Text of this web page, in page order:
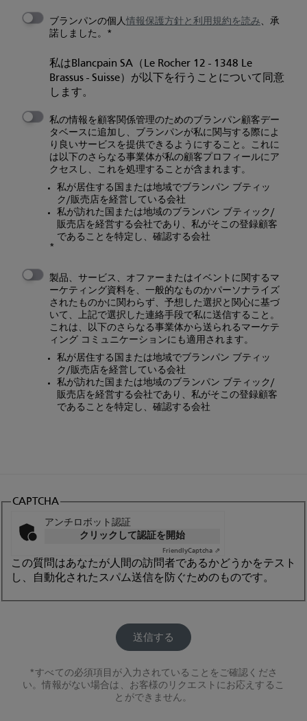
ブランパンの個人情報保護方針と 利用規約を読み 、承
諾しました。
私はBlancpain SA（Le Rocher 12 - 1348 Le
Brassus - Suisse）が以下を行うことについて同意
します。
私の情報を顧客関係管理のためのブランパン顧客デー
タベースに追加し、ブランパンが私に関与する際によ
り良いサービスを提供できるようにすること。これに
は以下のさらなる事業体が私の顧客プロフィールにア
クセスし、これを処理することが含まれます。
私が居住する国または地域でブランパン ブティッ
ク/販売店を経営している会社
私が訪れた国または地域のブランパン ブティック/
販売店を経営する会社であり、私がそこの登録顧客
であることを特定し、確認する会社
製品、サービス、オファーまたはイベントに関するマ
ーケティング資料を、一般的なものかパーソナライズ
されたものかに関わらず、予想した選択と関心に基づ
いて、上記で選択した連絡手段で私に送信すること。
これは、以下のさらなる事業体から送られるマーケテ
ィング コミュニケーションにも適用されます。
私が居住する国または地域でブランパン ブティッ
ク/販売店を経営している会社
私が訪れた国または地域のブランパン ブティック/
販売店を経営する会社であり、私がそこの登録顧客
であることを特定し、確認する会社
CAPTCHA
アンチロボット認証
クリックして認証を開始
FriendlyCaptcha ⇗
この質問はあなたが人間の訪問者であるかどうかをテスト
し、自動化されたスパム送信を防ぐためのものです。
すべての必須項目が入力されていることをご確認くださ
い。情報がない場合は、お客様のリクエストにお応えするこ
とができません。